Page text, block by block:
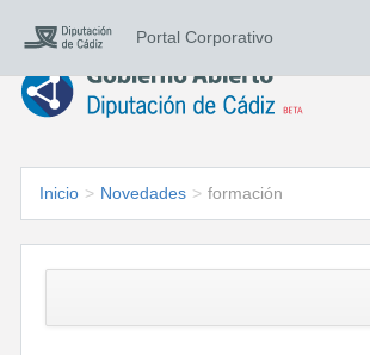
Portal Corporativo
Inicio > Novedades > formación